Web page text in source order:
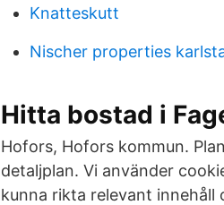
Knatteskutt
Nischer properties
Hitta bostad i
Hofors, Hofors kommun.
detaljplan. Vi använder
kunna rikta relevant